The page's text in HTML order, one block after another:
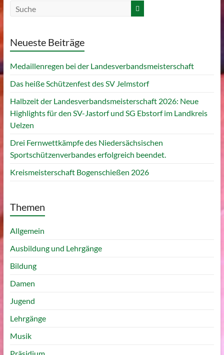
Neueste Beiträge
Medaillenregen bei der Landesverbandsmeisterschaft
Das heiße Schützenfest des SV Jelmstorf
Halbzeit der Landesverbandsmeisterschaft 2026: Neue
Highlights für den SV-Jastorf und SG Ebstorf im Landkreis
Uelzen
Drei Fernwettkämpfe des Niedersächsischen
Sportschützenverbandes erfolgreich beendet.
Kreismeisterschaft Bogenschießen 2026
Themen
Allgemein
Ausbildung und Lehrgänge
Bildung
Damen
Jugend
Lehrgänge
Musik